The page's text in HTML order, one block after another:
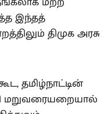
இந்தத்
திமுக அரசு
தமிழ்நாட்டின்
மறுவரையறையால்